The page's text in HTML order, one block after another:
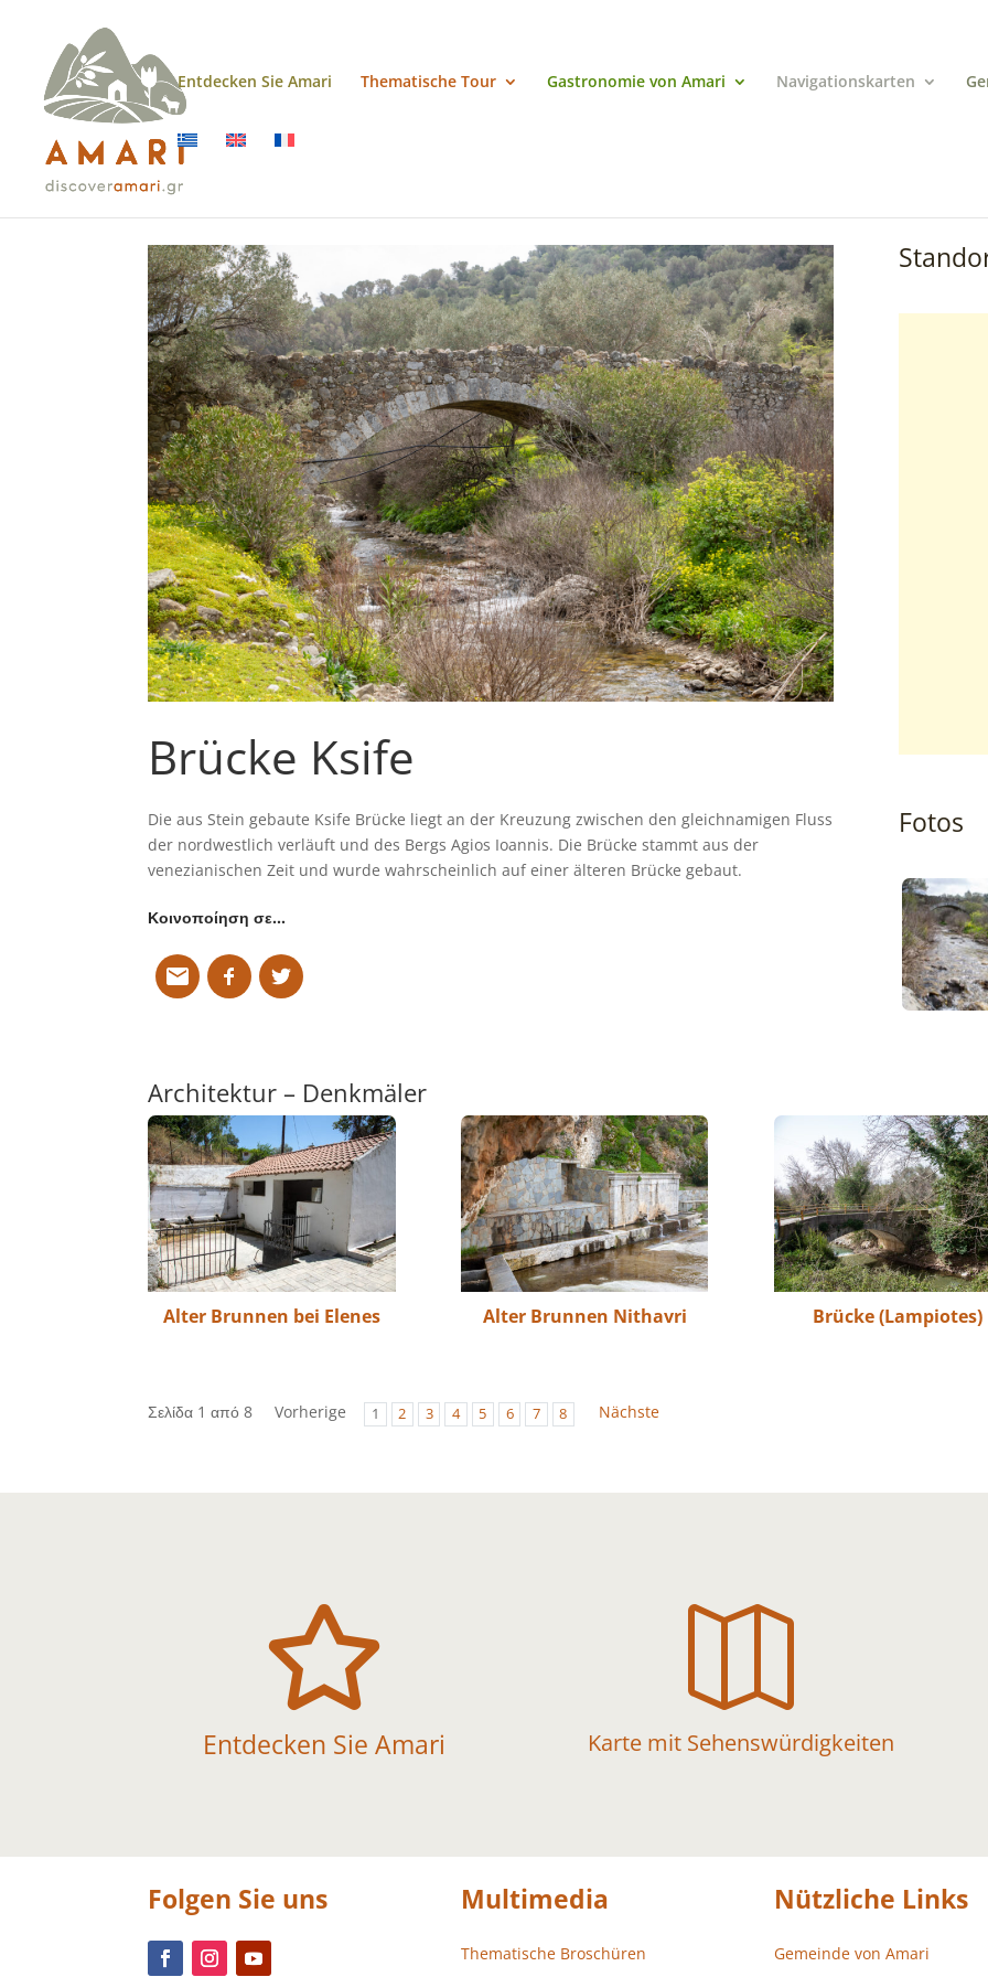
Entdecken Sie Amari Thematische Tour Gastronomie von Amari Navigationskarten
Brücke Ksife
Die aus Stein gebaute Ksife Brücke liegt an der Kreuzung zwischen den gleichnamigen Fluss
der nordwestlich verläuft und des Bergs Agios Ioannis. Die Brücke stammt aus der
venezianischen Zeit und wurde wahrscheinlich auf einer älteren Brücke gebaut.
Κοινοποίηση σε…
Fotos
Architektur – Denkmäler
Alter Brunnen bei Elenes Alter Brunnen Nithavri Brücke (Lampiotes)
Σελίδα 1 από 8 Vorherige 1 2 3 4 5 6 7 8 Nächste

Entdecken Sie Amari

Karte mit Sehenswürdigkeiten
Folgen Sie uns Multimedia
Thematische Broschüren
Nützliche Links
Gemeinde von Amari